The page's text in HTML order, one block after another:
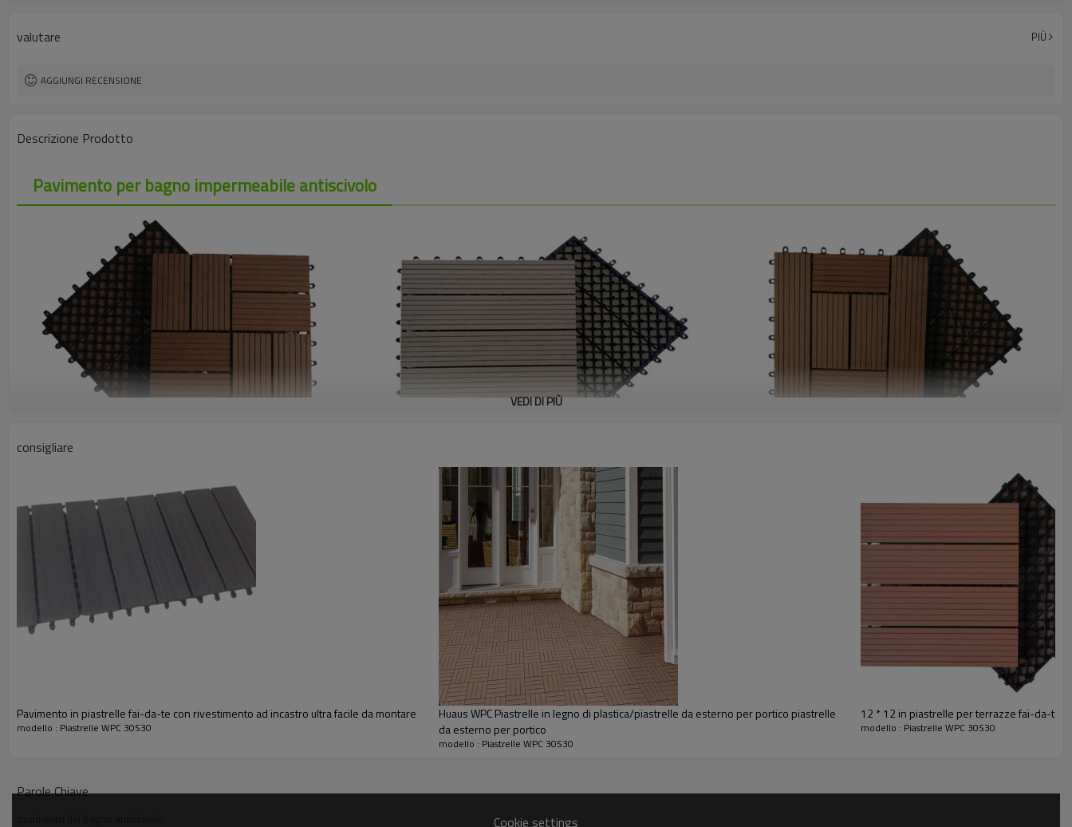
ISO, CE, ROHS, PORTATA, INTERTEK, ASTM, FSC
valutare PIÙ
AGGIUNGI RECENSIONE
Descrizione Prodotto
Pavimento per bagno impermeabile antiscivolo
VEDI DI PIÙ
consigliare
Pavimento in piastrelle fai-da-te con rivestimento ad incastro ultra facile da montare
modello : Piastrelle WPC 30S30
Huaus WPC Piastrelle in legno di plastica/piastrelle da esterno per portico piastrelle
da esterno per portico
modello : Piastrelle WPC 30S30
12 * 12 in piastrelle per terrazze fai-da-te
modello : Piastrelle WPC 30S30
Parole Chiave
Cookie settings